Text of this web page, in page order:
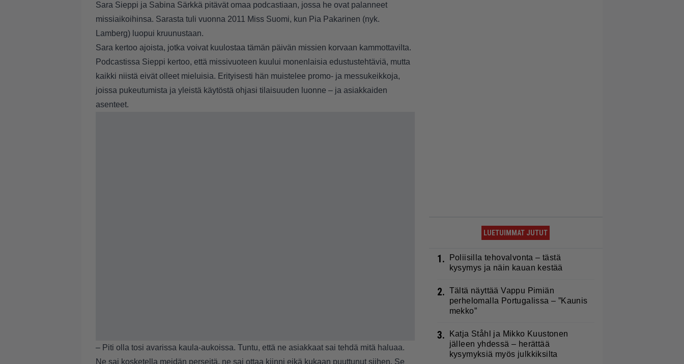
Sara Sieppi ja Sabina Särkkä pitävät omaa podcastiaan, jossa he ovat palanneet
missiaikoihinsa. Sarasta tuli vuonna 2011 Miss Suomi, kun Pia Pakarinen (nyk.
Lamberg) luopui kruunustaan.
Sara kertoo ajoista, jotka voivat kuulostaa tämän päivän missien korvaan kammottavilta.
Podcastissa Sieppi kertoo, että missivuoteen kuului monenlaisia edustustehtäviä, mutta
kaikki niistä eivät olleet mieluisia. Erityisesti hän muistelee promo- ja messukeikkoja,
joissa pukeutumista ja yleistä käytöstä ohjasi tilaisuuden luonne – ja asiakkaiden
asenteet.
– Piti olla tosi avarissa kaula-aukoissa. Tuntu, että ne asiakkaat sai tehdä mitä haluaa.
Ne sai kosketella meidän perseitä, ne sai ottaa kiinni eikä kukaan puuttunut siihen. Se
LUETUIMMAT JUTUT
1.
Poliisilla tehovalvonta – tästä
kysymys ja näin kauan kestää
2. Tältä näyttää Vappu Pimiän
perhelomalla Portugalissa – ”Kaunis
mekko”
3.
Katja Ståhl ja Mikko Kuustonen
jälleen yhdessä – herättää
kysymyksiä myös julkkiksilta